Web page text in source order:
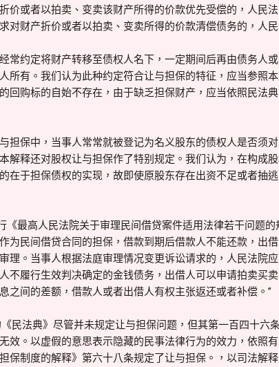
价或者以拍卖、变卖该财产所得的价款优先受偿的，人民
对财产折价或者以拍卖、变卖所得的价款清偿债务的，人
常约定将财产转移至债权人名下，一定期间后再由债务人
所有。我们认为此种约定符合让与担保的特征，应当参照
回购标的自始不存在，由于缺乏担保财产，应当依照民法
担保中，当事人常常就被登记为名义股东的债权人是否须
解释还对股权让与担保作了特别规定。我们认为，在构成
在于担保债权的实现，故即使原股东存在出资不足或者抽
《最高人民法院关于审理民间借贷案件适用法律若干问题
为民间借贷合同的担保，借款到期后借款人不能还款，出
理。当事人根据法庭审理情况变更诉讼请求的，人民法院
不履行生效判决确定的金钱债务，出借人可以申请拍卖买
之间的差额，借款人或者出借人有权主张返还或者补偿。”
民法典》尽管并未规定让与担保问题，但其第一百四十六
效。以虚假的意思表示隐藏的民事法律行为的效力，依照
保制度的解释》第六十八条规定了让与担保。，以司法解